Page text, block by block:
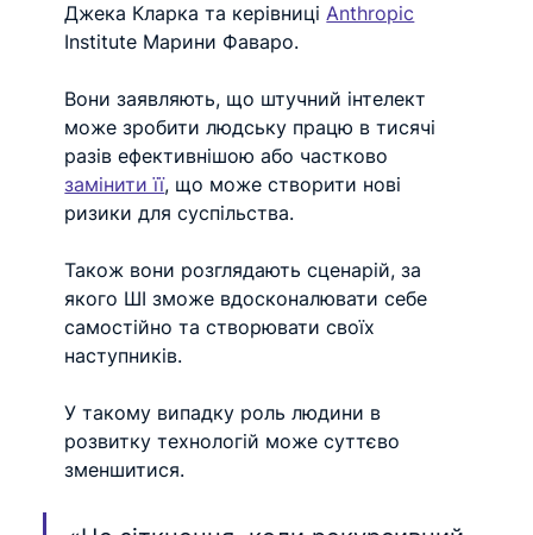
Джека Кларка та керівниці Anthropic
Institute Марини Фаваро.
Вони заявляють, що штучний інтелект
може зробити людську працю в тисячі
разів ефективнішою або частково
замінити її, що може створити нові
ризики для суспільства.
Також вони розглядають сценарій, за
якого ШІ зможе вдосконалювати себе
самостійно та створювати своїх
наступників.
У такому випадку роль людини в
розвитку технологій може суттєво
зменшитися.